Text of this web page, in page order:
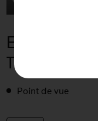
ENGAGING
Point de vue